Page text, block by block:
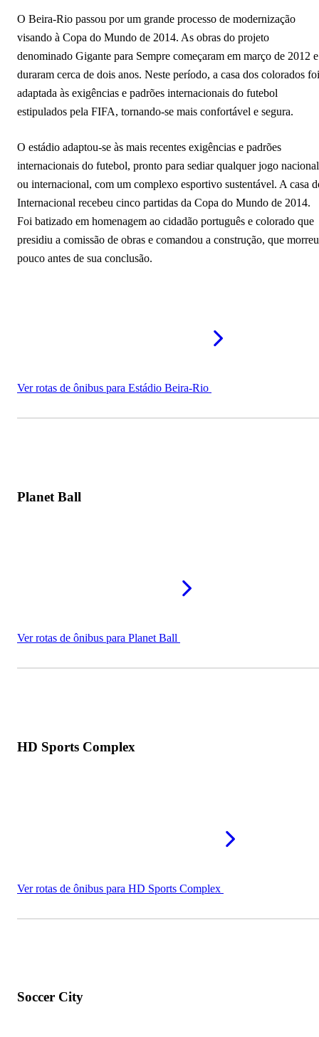
O Beira-Rio passou por um grande processo de modernização
visando à Copa do Mundo de 2014. As obras do projeto
denominado Gigante para Sempre começaram em março de 2012 e
duraram cerca de dois anos. Neste período, a casa dos colorados foi
adaptada às exigências e padrões internacionais do futebol
estipulados pela FIFA, tornando-se mais confortável e segura.
O estádio adaptou-se às mais recentes exigências e padrões
internacionais do futebol, pronto para sediar qualquer jogo nacional
ou internacional, com um complexo esportivo sustentável. A casa
Internacional recebeu cinco partidas da Copa do Mundo de 2014.
Foi batizado em homenagem ao cidadão português e colorado que
presidiu a comissão de obras e comandou a construção, que morreu
pouco antes de sua conclusão.
Ver rotas de ônibus para Estádio Beira-Rio
Planet Ball
Ver rotas de ônibus para Planet Ball
HD Sports Complex
Ver rotas de ônibus para HD Sports Complex
Soccer City